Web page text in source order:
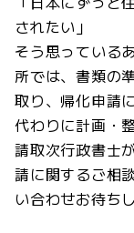
されたい」
そう思っている
所では、書類の
取り、帰化申請
代わりに計画・
請取次行政書士
請に関するご相
い合わせお待ち